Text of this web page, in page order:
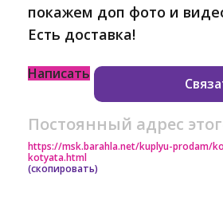
покажем доп фото и
Есть доставка!
Написать
Постоянный адрес
https://msk.barahla.net/kuplyu-prodam/
kotyata.html
(скопировать)